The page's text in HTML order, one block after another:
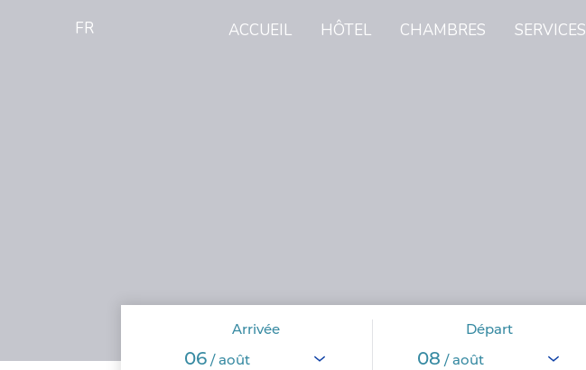
FR ACCUEIL HÔTEL CHAMBRES SERVICES
Arrivée
06 / août
Départ
08 / août